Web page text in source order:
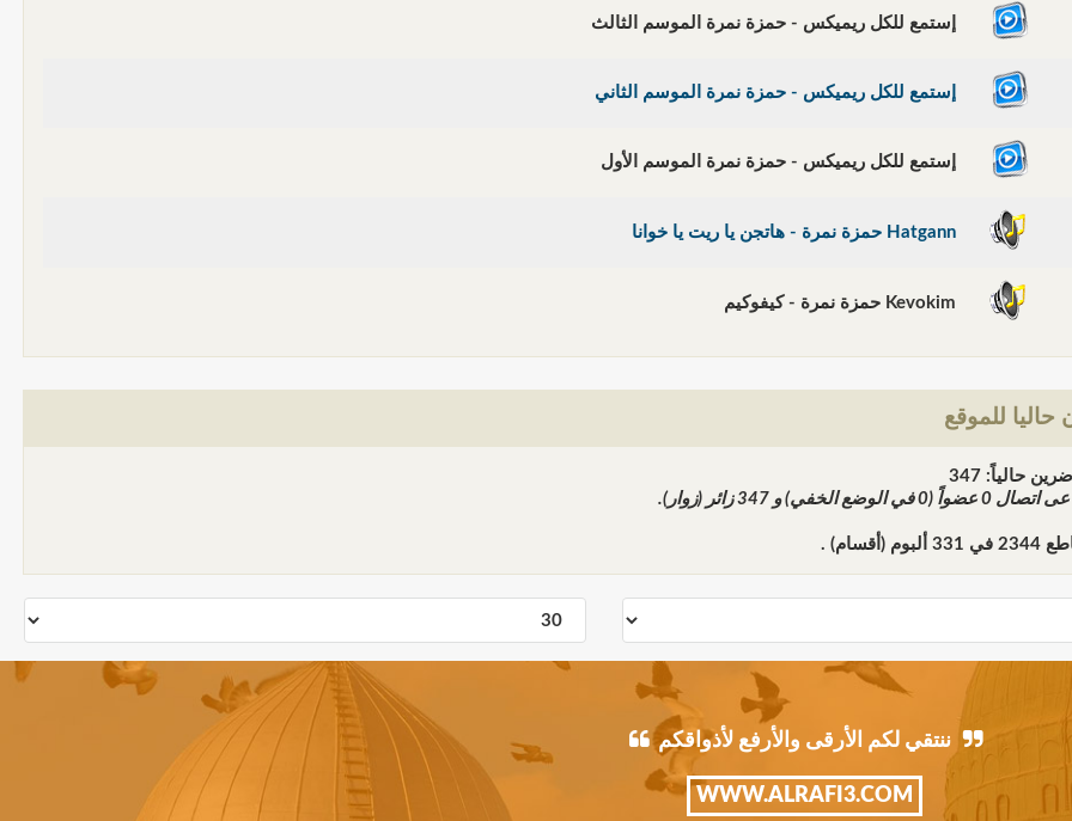
إستمع للكل ريميكس - حمزة نمرة الموسم الثالث
إستمع للكل ريميكس - حمزة نمرة الموسم الثاني
إستمع للكل ريميكس - حمزة نمرة الموسم الأول
Hatgann حمزة نمرة - هاتجن يا ريت يا خوانا
حاليا للموقع
حالياً: 347
عى اتصال0 عضواً (0 في الوضع الخفي) و 347زائر (زوار).
2344في 331ألبوم (أقسام) .
ننتقي لكم الأرقى والأرفع لأذواقكم
WWW.ALRAFI3.COM